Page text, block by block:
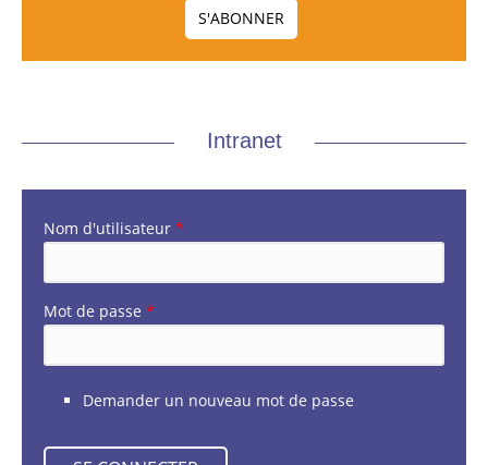
Intranet
Nom d'utilisateur *
Mot de passe *
Demander un nouveau mot de passe